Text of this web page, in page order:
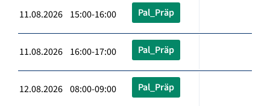
11.08.2026 15:00-16:00 Pal_Präp
11.08.2026 16:00-17:00 Pal_Präp
12.08.2026 08:00-09:00 Pal_Präp